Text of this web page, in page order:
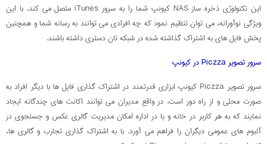
این تکنولوژی ذخره ساز NAS کیونپ شما را به سرور iTunes متصل می کند. با این
ویژگی نوآورانه، می توان تنظیم نمود که چه افرادی می توانند به رسانه شما و همچنین
پخش فایل های به اشتراک گذاشته شده در شبکه تان دستری داشته باشند.
سرور تصویر Piczza در کیونپ
سرور تصویر Piczza کیونپ ابزاری قدرتمند در اشتراک گذاری فایل ها با دیگر افراد به
صورت محلی و از راه دور است. در واقع مدیران می توانند اکانت های چندگانه ایجاد
نمایند که به هر کاربر در خانه و یا در اداره امکان مدیریت گالری عکس و جستجوی در
آلبوم های عمومی دیگران را فراهم می آورد. با به اشتراک گذاری تجارب و گالری ها،